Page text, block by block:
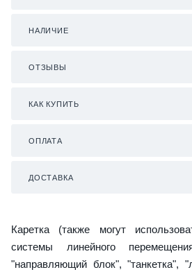
НАЛИЧИЕ
ОТЗЫВЫ
КАК КУПИТЬ
ОПЛАТА
ДОСТАВКА
Каретка (также могут
системы линейного
"направляющий блок", "танкетка",